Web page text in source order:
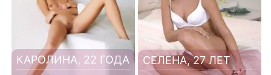
КАРОЛИНА, 22 ГОДА СЕЛЕНА, 27 ЛЕТ